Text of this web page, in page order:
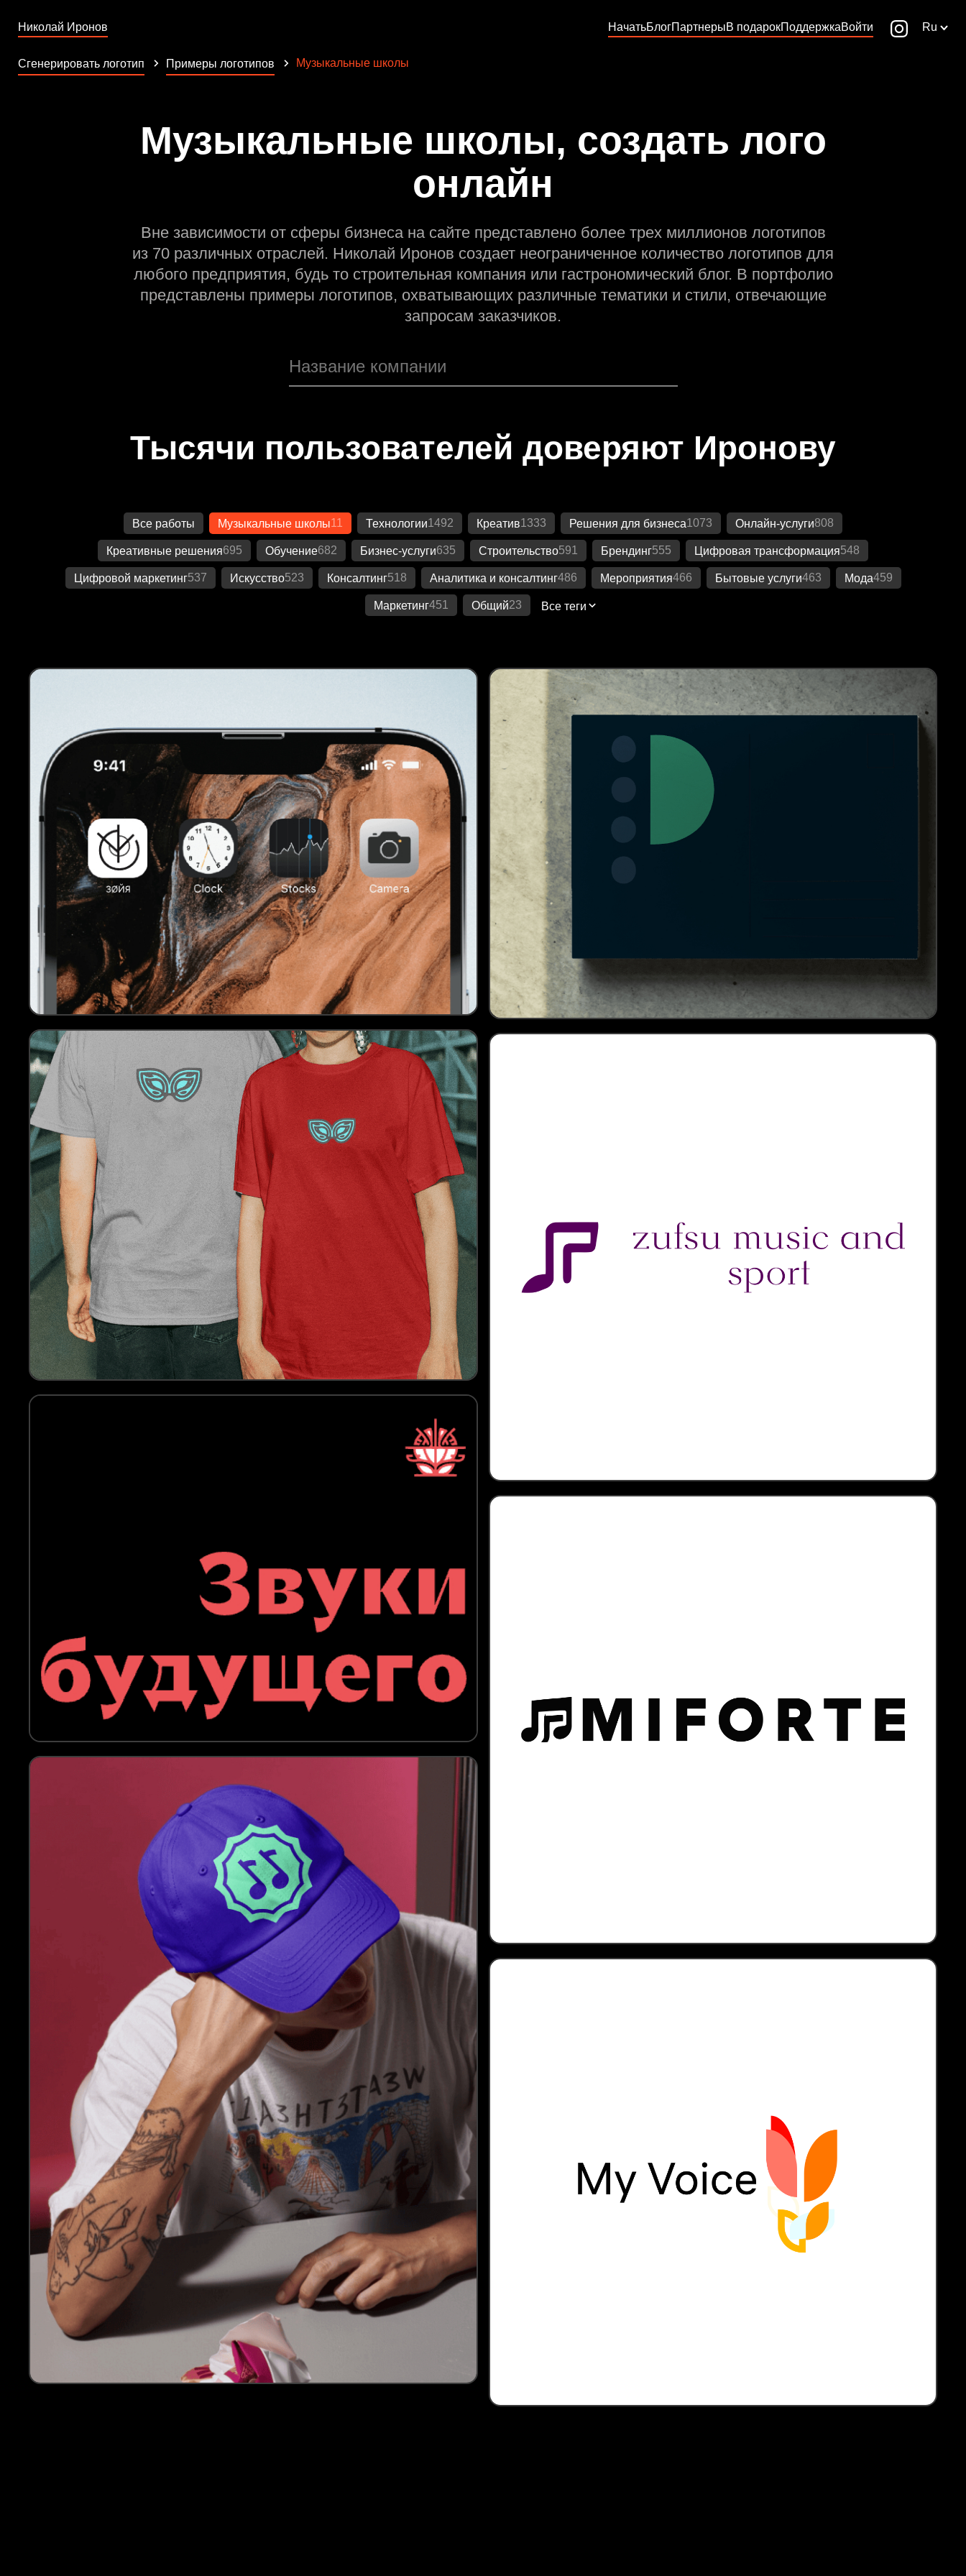
Николай Иронов НачатьБлогПартнерыВ подарокПоддержкаВойти Ru
Сгенерировать логотип Примеры логотипов Музыкальные школы
Музыкальные школы, создать лого
онлайн
Вне зависимости от сферы бизнеса на сайте представлено более трех миллионов логотипов
из 70 различных отраслей. Николай Иронов создает неограниченное количество логотипов для
любого предприятия, будь то строительная компания или гастрономический блог. В портфолио
представлены примеры логотипов, охватывающих различные тематики и стили, отвечающие
запросам заказчиков.
Тысячи пользователей доверяют Иронову
Все работы Музыкальные школы11 Технологии1492 Креатив1333 Решения для бизнеса1073 Онлайн-услуги808
Креативные решения695 Обучение682 Бизнес-услуги635 Строительство591 Брендинг555 Цифровая трансформация548
Цифровой маркетинг537 Искусство523 Консалтинг518 Аналитика и консалтинг486 Мероприятия466 Бытовые услуги463 Мода459
Маркетинг451 Общий23 Все теги